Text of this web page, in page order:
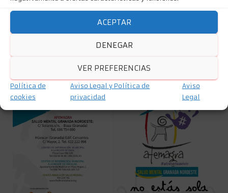
ACEPTAR
DENEGAR
VER PREFERENCIAS
Política de
cookies
Aviso Legal y Política de
privacidad
Aviso
Legal